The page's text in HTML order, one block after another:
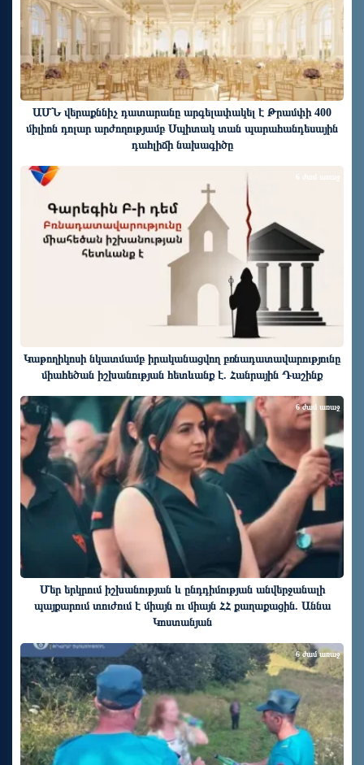
ԱՄՆ վերաքննիչ դատարանը արգելափակել է Թրամփի 400
միլիոն դոլար արժողությամբ Սպիտակ տան պարահանդեսային
դահլիճի նախագիծը
Կաթողիկոսի նկատմամբ իրականացվող բռնադատավարությունը
միահեծան իշխանության հետևանք է. Հանրային Դաշինք
Մեր երկրում իշխանության և ընդդիմության անվերջանալի
պայքարում տուժում է միայն ու միայն ՀՀ քաղաքացին. Աննա
Կոստանյան
6 ժամ առաջ
6 ժամ առաջ